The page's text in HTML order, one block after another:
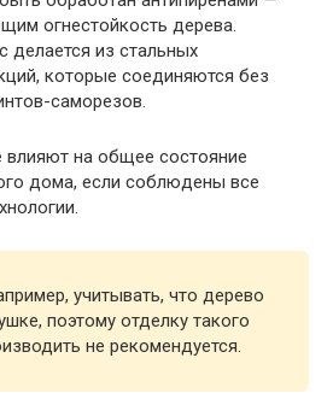
огнестойкость дерева.
делается из стальных
которые соединяются без
саморезов.
влияют на общее состояние
дома, если соблюдены все
учитывать, что дерево
поэтому отделку такого
не рекомендуется.